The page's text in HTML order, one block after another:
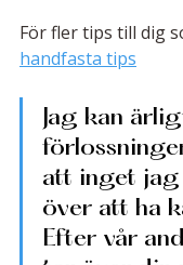
För fler tips till dig
handfasta tips
Jag kan
att inget jag
över att ha
Efter vår